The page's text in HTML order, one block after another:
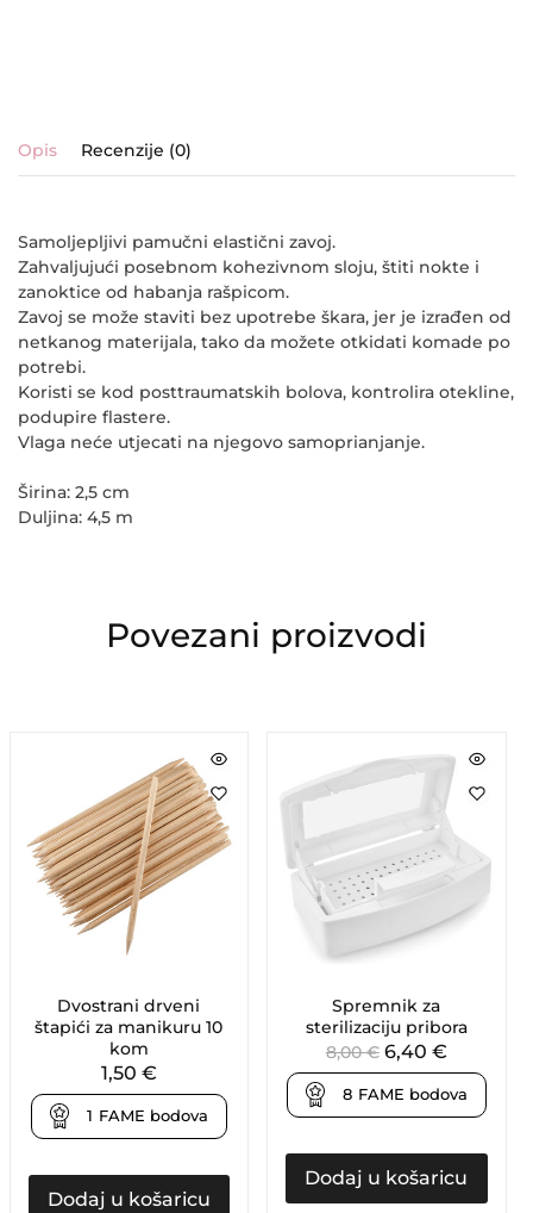
Opis Recenzije (0)
Samoljepljivi pamučni elastični zavoj.
Zahvaljujući posebnom kohezivnom sloju, štiti nokte i
zanoktice od habanja rašpicom.
Zavoj se može staviti bez upotrebe škara, jer je izrađen od
netkanog materijala, tako da možete otkidati komade po
potrebi.
Koristi se kod posttraumatskih bolova, kontrolira otekline,
podupire flastere.
Vlaga neće utjecati na njegovo samoprianjanje.
Širina: 2,5 cm
Duljina: 4,5 m
Povezani proizvodi
Dvostrani drveni
štapići za manikuru 10
kom
1,50 €
1 FAME bodova
Dodaj u košaricu
Spremnik za
sterilizaciju pribora
8,00€ 6,40 €
8 FAME bodova
Dodaj u košaricu